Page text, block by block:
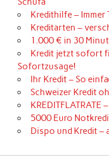
Kredithilfe –
Kreditarten –
1.000 € in 30
Kredit jetzt sofort
Sofortzusage!
Ihr Kredit – So
Schweizer Kredit
5000 Euro
Dispo und Kredit –